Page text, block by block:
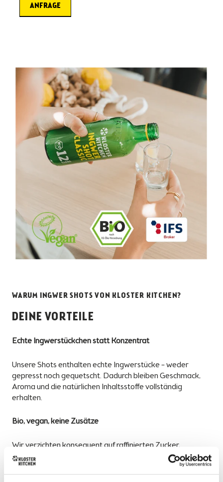
ANFRAGE
WARUM INGWER SHOTS VON KLOSTER KITCHEN?
DEINE VORTEILE
Echte Ingwerstückchen statt Konzentrat
Unsere Shots enthalten echte Ingwerstücke – weder
gepresst noch gequetscht. Dadurch bleiben Geschmack,
Aroma und die natürlichen Inhaltsstoffe vollständig
erhalten.
Bio, vegan, keine Zusätze
Wir verzichten konsequent auf raffinierten Zucker,
Konservierungsstoffe und künstliche Aromen. Unsere
Produkte sind biozertifiziert, vegan und sprechen